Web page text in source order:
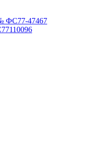
ФС77-47467